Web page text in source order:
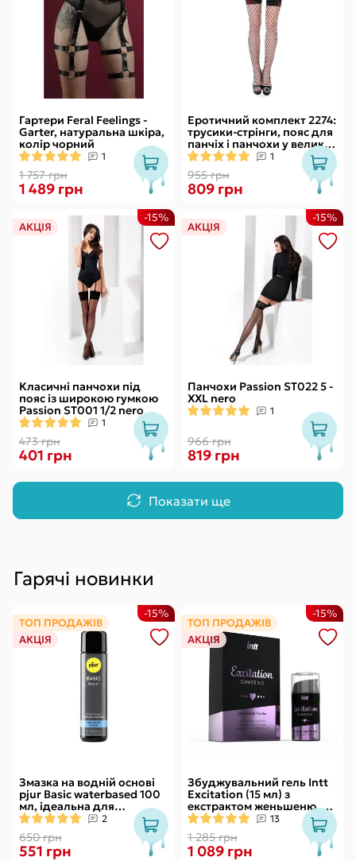
Гартери Feral Feelings -
Garter, натуральна шкіра,
колір чорний
1
1 757 грн
1 489 грн
Еротичний комплект 2274:
трусики-стрінги, пояс для
панчіх і панчохи у велику
сітку One Size 1
955 грн
809 грн
АКЦІЯ
Класичні панчохи під
пояс із широкою гумкою
Passion ST001 1/2 nero
1
473 грн
-15%
401 грн
АКЦІЯ
Панчохи Passion ST022 5 -
XXL nero
1
966 грн
-15%
819 грн
Показати ще
Гарячі новинки
ТОП ПРОДАЖІВ
АКЦІЯ
Змазка на водній основі
pjur Basic waterbased 100
мл, ідеальна для
новачків, найкраща ціна/
якість
2
650 грн
-15%
551 грн
ТОП ПРОДАЖІВ
АКЦІЯ
Збуджувальний гель Intt
Excitation (15 мл) з
екстрактом женьшеню, з
ефектом вібрації
13
1 285 грн
-15%
1 089 грн